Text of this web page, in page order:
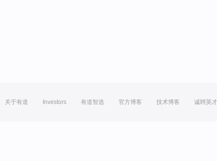
关于有道 Investors 有道智选 官方博客 技术博客 诚聘英才